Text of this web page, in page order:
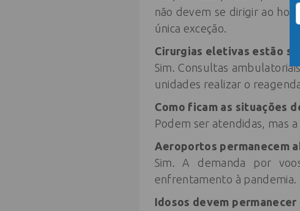
não devem se dirigir ao
única exceção.
Cirurgias eletivas estão
Sim. Consultas
unidades realizar o
Como ficam as situações
Podem ser atendidas, mas
Aeroportos permanecem
Sim. A demanda por
enfrentamento à pandemia.
Idosos devem permanecer